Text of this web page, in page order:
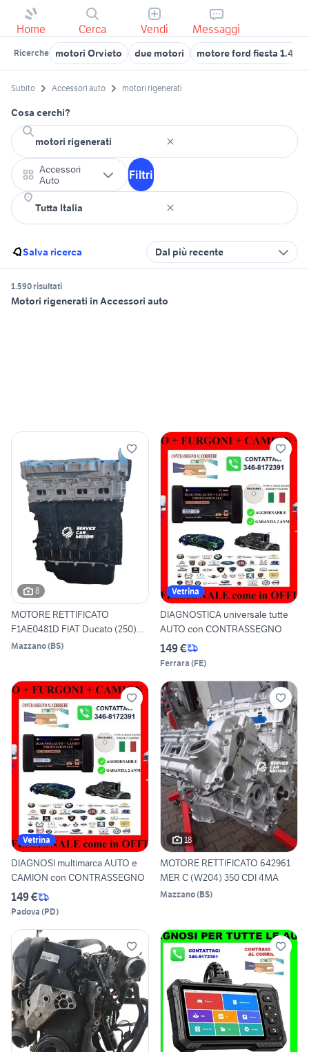
Home Cerca Vendi Messaggi
Ricerche motori Orvieto due motori motore ford fiesta 1.4
Subito Accessori auto motori rigenerati
Cosa cerchi?
Accessori
Auto
Filtri
Salva ricerca Dal più recente
1.590 risultati
Motori rigenerati in Accessori auto
8
MOTORE RETTIFICATO
F1AE0481D FIAT Ducato (250)
2.3
Mazzano(BS)
Vetrina
DIAGNOSTICA universale tutte
AUTO con CONTRASSEGNO
149 €
Ferrara (FE)
Vetrina
DIAGNOSI multimarca AUTO e
CAMION con CONTRASSEGNO
149 €
Padova (PD)
18
MOTORE RETTIFICATO 642961
MER C (W204) 350 CDI 4MA
Mazzano(BS)